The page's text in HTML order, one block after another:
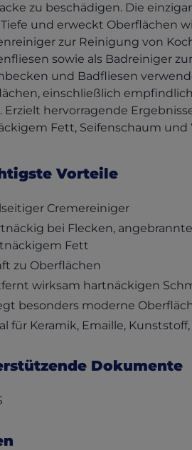
zu beschädigen. Die
und erweckt Oberflächen
zur Reinigung von
sowie als Badreiniger
und Badfliesen
einschließlich
Erzielt hervorragende
Fett, Seifenschaum und
Vorteile
Cremereiniger
bei Flecken,
Fett
zu Oberflächen
wirksam hartnäckigen
besonders moderne
für Keramik, Emaille,
Dokumente